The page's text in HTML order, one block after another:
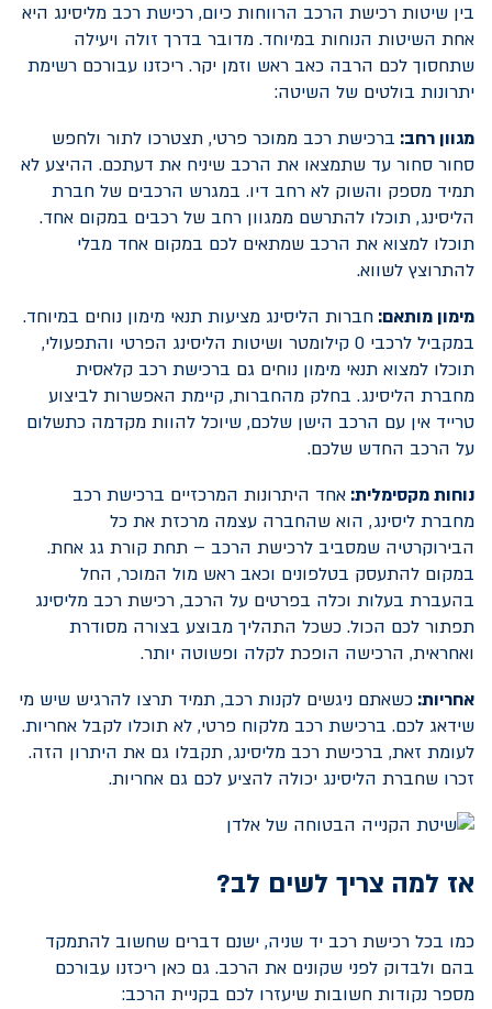
בין שיטות רכישת הרכב הרווחות כיום, רכישת רכב מליסינג היא
אחת השיטות הנוחות במיוחד. מדובר בדרך זולה ויעילה
שתחסוך לכם הרבה כאב ראש וזמן יקר. ריכזנו עבורכם רשימת
יתרונות בולטים של השיטה:
מגוון רחב: ברכישת רכב ממוכר פרטי, תצטרכו לתור ולחפש
סחור סחור עד שתמצאו את הרכב שיניח את דעתכם. ההיצע לא
תמיד מספק והשוק לא רחב דיו. במגרש הרכבים של חברת
הליסינג, תוכלו להתרשם ממגוון רחב של רכבים במקום אחד.
תוכלו למצוא את הרכב שמתאים לכם במקום אחד מבלי
להתרוצץ לשווא.
מימון מותאם: חברות הליסינג מציעות תנאי מימון נוחים במיוחד.
במקביל לרכבי 0 קילומטר
ושיטות הליסינג הפרטי והתפעולי,
תוכלו למצוא תנאי מימון נוחים גם ברכישת רכב קלאסית
מחברת הליסינג. בחלק מהחברות, קיימת האפשרות לביצוע
טרייד אין עם הרכב הישן שלכם, שיוכל להוות מקדמה כתשלום
על הרכב החדש שלכם.
נוחות מקסימלית: אחד היתרונות המרכזיים ברכישת רכב
מחברת ליסינג, הוא שהחברה עצמה מרכזת את כל
הבירוקרטיה שמסביב לרכישת הרכב – תחת קורת גג אחת.
במקום להתעסק בטלפונים וכאב ראש מול המוכר, החל
בהעברת בעלות וכלה בפרטים על הרכב, רכישת רכב מליסינג
תפתור לכם הכול. כשכל התהליך מבוצע בצורה מסודרת
ואחראית, הרכישה הופכת לקלה ופשוטה יותר.
אחריות: כשאתם ניגשים לקנות רכב, תמיד תרצו להרגיש שיש מי
שידאג לכם. ברכישת רכב מלקוח פרטי, לא תוכלו לקבל אחריות.
לעומת זאת, ברכישת רכב מליסינג, תקבלו גם את היתרון הזה.
זכרו שחברת הליסינג יכולה להציע לכם גם אחריות.
אז למה צריך לשים לב?
כמו בכל רכישת רכב יד שניה, ישנם דברים שחשוב להתמקד
בהם ולבדוק לפני שקונים את הרכב. גם כאן ריכזנו עבורכם
מספר נקודות חשובות שיעזרו לכם בקניית הרכב: